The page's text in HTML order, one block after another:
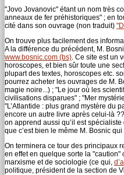
"Jovo Jovanovic" étant un nom très
anneaux de fer préhistoriques" ; en
cité dans son ouvrage (non traduit)
On trouve plus facilement des
A la différence du précédent, M.
www.bosnic.com (bs). Ce site est un
horoscopes, et bien sûr toute une
plupart des textes, horoscopes etc.
pourrez acheter les ouvrages de M.
magie noire...) ; "Le jour où les
civilisations disparues" ; "Mer
"L’Atlantide : plus grand mystère du
encore un autre livre après celui-là
on apprend aussi qu’il est
que c’est bien le même M. Bosnic
On terminera ce tour des principaux
en effet en quelque sorte la "caution"
marxisme et de sociologie (ce qui,
politique, président de la section de